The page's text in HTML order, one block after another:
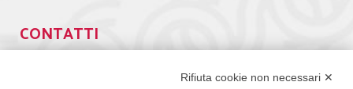
CONTATTI
Rifiuta cookie non necessari ✕